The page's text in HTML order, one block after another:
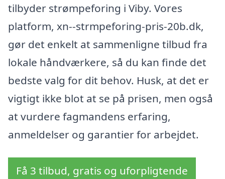
tilbyder strømpeforing i Viby. Vores
platform, xn--strmpeforing-pris-20b.dk,
gør det enkelt at sammenligne tilbud fra
lokale håndværkere, så du kan finde det
bedste valg for dit behov. Husk, at det er
vigtigt ikke blot at se på prisen, men også
at vurdere fagmandens erfaring,
anmeldelser og garantier for arbejdet.
Få 3 tilbud, gratis og uforpligtende